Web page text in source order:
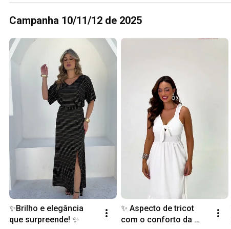
Campanha 10/11/12 de 2025
✨Brilho e elegância
que surpreende! ✨
✨ Aspecto de tricot
com o conforto da